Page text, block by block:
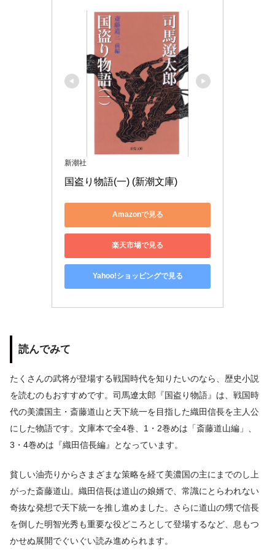
新潮社
国盗り物語(一) (新潮文庫)
Amazonで見る
楽天市場で見る
Yahoo!ショッピングで見る
読んでみて
たくさんの武将が登場する戦国時代を知りたいのなら、歴史小説
を読むのもおすすめです。司馬遼太郎『国盗り物語』は、戦国時
代の美濃国主・斎藤道山と天下統一を目指した織田信長を主人公
にした物語です。文庫本で全4巻、1・2巻めは「斎藤道山編」、
3・4巻めは『織田信長編』となっています。
貧しい油売りからさまざまな策略を経て美濃国の主にまでのし上
がった斎藤道山。織田信長は道山の娘婿で、常識にとらわれない
奇抜な発想で天下統一を推し進めました。さらに道山の甥で信長
を倒した明智光秀も重要な役どころとして登場するなど、息もつ
かせぬ展開でぐいぐい読み進められます。